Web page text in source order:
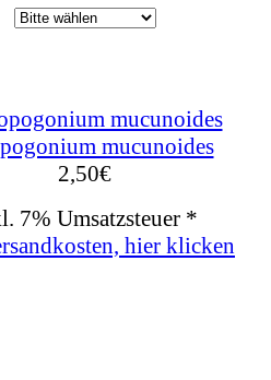
mucunoides
2,50€
7% Umsatzsteuer *
hier klicken